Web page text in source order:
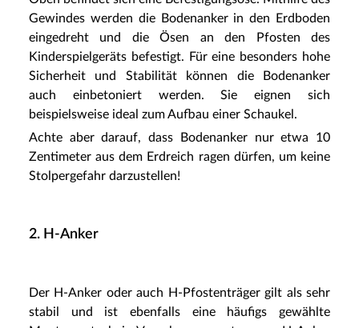
Gewindes werden die Bodenanker in den Erdboden
eingedreht und die Ösen an den Pfosten des
Kinderspielgeräts befestigt. Für eine besonders hohe
Sicherheit und Stabilität können die Bodenanker
auch einbetoniert werden. Sie eignen sich
beispielsweise ideal zum Aufbau einer Schaukel.
Achte aber darauf, dass Bodenanker nur etwa 10
Zentimeter aus dem Erdreich ragen dürfen, um keine
Stolpergefahr darzustellen!
2. H-Anker
Der H-Anker oder auch H-Pfostenträger gilt als sehr
stabil und ist ebenfalls eine häufigs gewählte